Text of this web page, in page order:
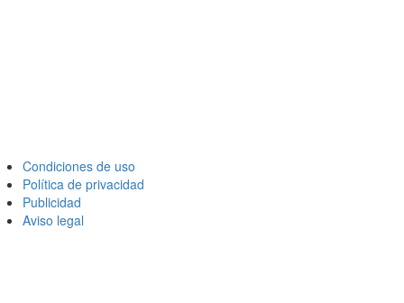
Condiciones de uso
Política de privacidad
Publicidad
Aviso legal